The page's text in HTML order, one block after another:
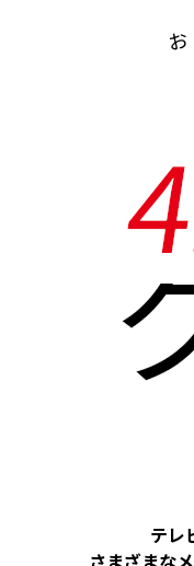
お
テレ